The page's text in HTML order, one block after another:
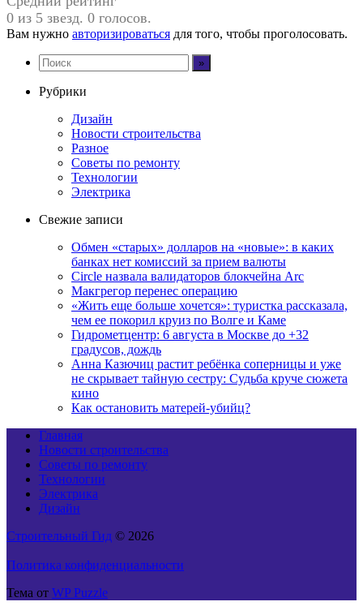
0 из 5 звезд. 0 голосов.
Вам нужно авторизироваться для того, чтобы проголосовать.
Рубрики
Дизайн
Новости строительства
Разное
Советы по ремонту
Технологии
Электрика
Свежие записи
Обмен «старых» долларов на «новые»: в каких
банках нет комиссий за прием валюты
Circle назвала валидаторов блокчейна Arc
Макгрегор перенес операцию
«Жить еще больше хочется»: туристка рассказала,
чем ее покорил круиз по Волге и Каме
Гидрометцентр: 6 августа в Москве до +32
градусов, дождь
Анна Казючиц растит ребёнка соперницы и уже
не скрывает тайную сестру: Судьба круче сюжета
кино
Как остановить матерей-убийц?
Главная
Новости строительства
Советы по ремонту
Технологии
Электрика
Дизайн
Строительный Гид © 2026
Политика конфиденциальности
Тема от WP Puzzle